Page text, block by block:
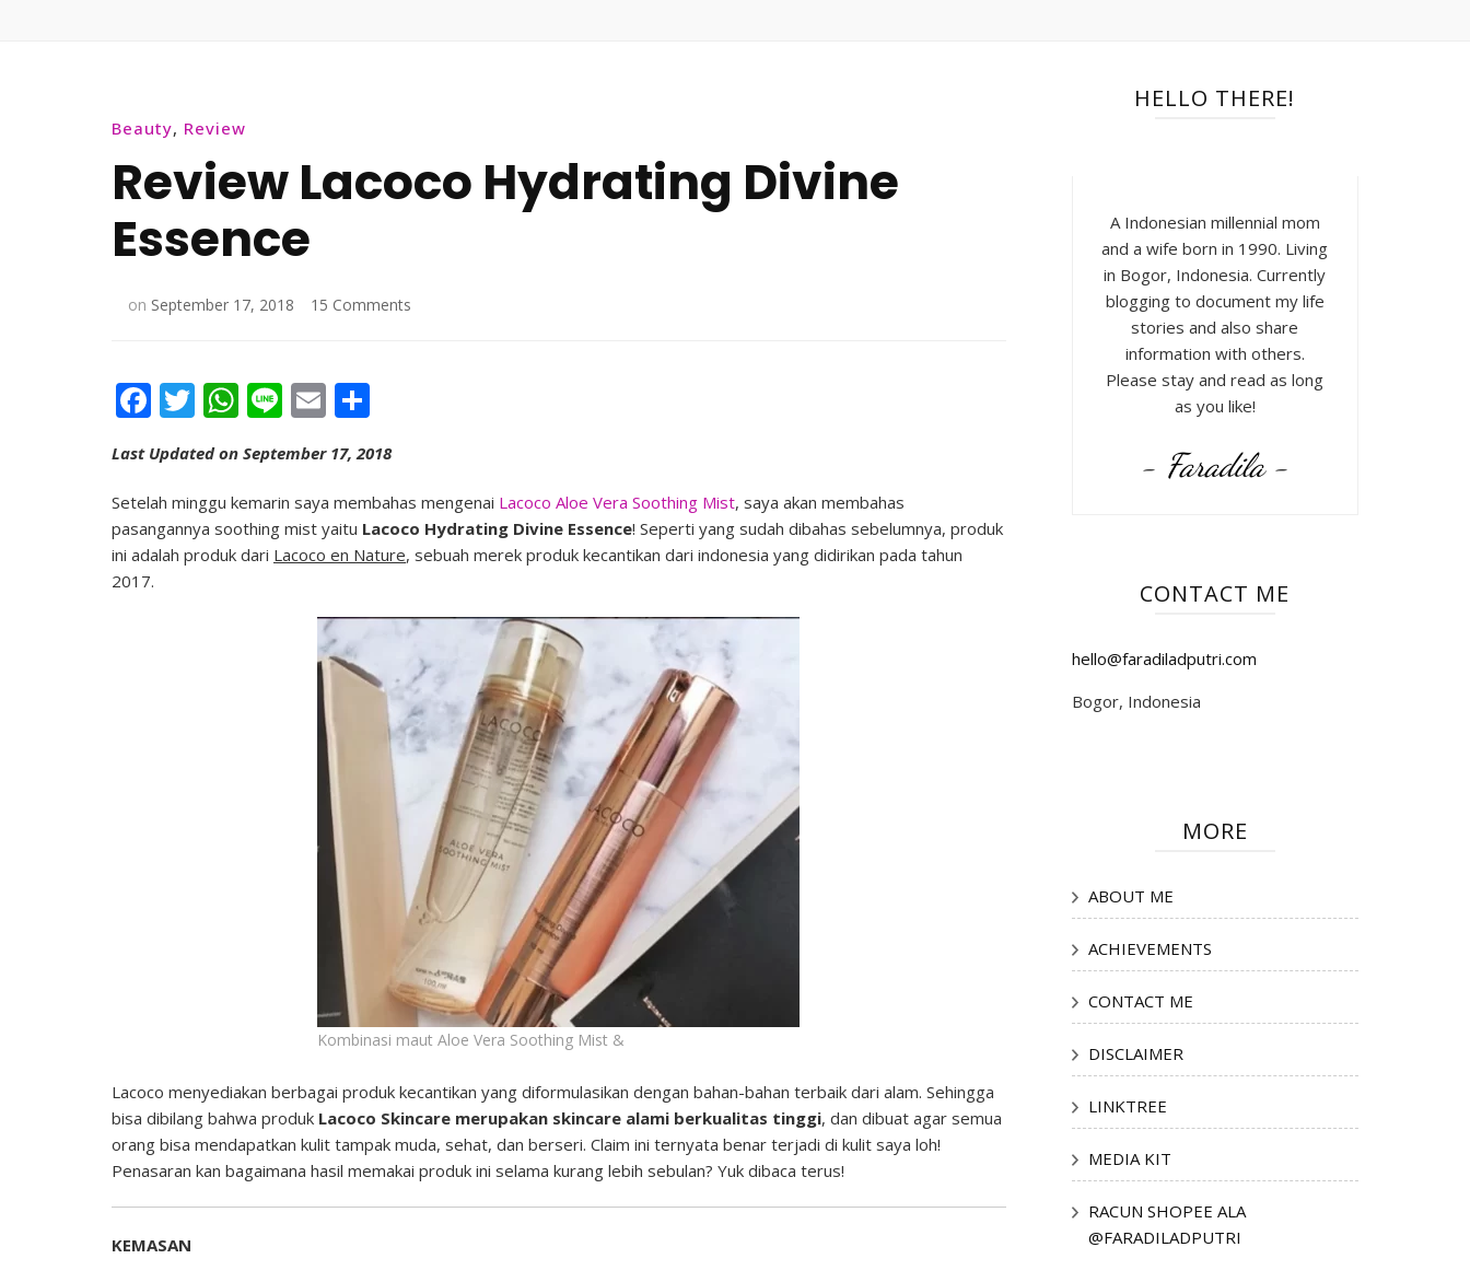
Beauty, Review
Review Lacoco Hydrating Divine
Essence
on September 17, 2018 15 Comments
Facebook
Twitter
WhatsApp
LineEmail
Last Updated on September 17, 2018
Setelah minggu kemarin saya membahas mengenai Lacoco Aloe Vera Soothing Mist, saya akan membahas
pasangannya soothing mist yaitu Lacoco Hydrating Divine Essence! Seperti yang sudah dibahas sebelumnya, produk
ini adalah produk dari Lacoco en Nature, sebuah merek produk kecantikan dari indonesia yang didirikan pada tahun
2017.
Kombinasi maut Aloe Vera Soothing Mist &
Lacoco menyediakan berbagai produk kecantikan yang diformulasikan dengan bahan-bahan terbaik dari alam. Sehingga
bisa dibilang bahwa produk Lacoco Skincare merupakan skincare alami berkualitas tinggi, dan dibuat agar semua
orang bisa mendapatkan kulit tampak muda, sehat, dan berseri. Claim ini ternyata benar terjadi di kulit saya loh!
Penasaran kan bagaimana hasil memakai produk ini selama kurang lebih sebulan? Yuk dibaca terus!
KEMASAN
HELLO THERE!
A Indonesian millennial mom
and a wife born in 1990. Living
in Bogor, Indonesia. Currently
blogging to document my life
stories and also share
information with others.
Please stay and read as long
as you like!
- Faradila -
CONTACT ME
hello@faradiladputri.com
Bogor, Indonesia
MORE
ABOUT ME
ACHIEVEMENTS
CONTACT ME
DISCLAIMER
LINKTREE
MEDIA KIT
RACUN SHOPEE ALA
@FARADILADPUTRI